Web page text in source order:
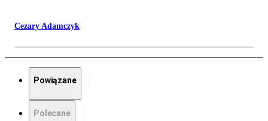
Cezary Adamczyk
Powiązane
Polecane